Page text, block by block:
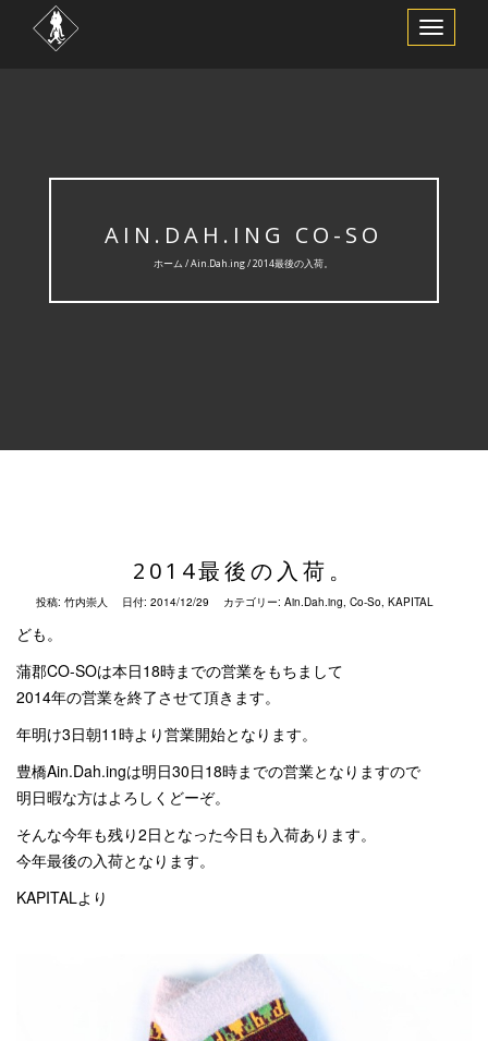
ナ
ビ
替
AIN.DAH.ING CO-SO
ホーム /Ain.Dah.ing/ 2014最後の入荷。
2014最後の入荷。
投稿: 竹内崇人 日付: 2014/12/29 カテゴリー: Ain.Dah.ing, Co-So, KAPITAL
ども。
蒲郡CO-SOは本日18時までの営業をもちまして
2014年の営業を終了させて頂きます。
年明け3日朝11時より営業開始となります。
豊橋Ain.Dah.ingは明日30日18時までの営業となりますので
明日暇な方はよろしくどーぞ。
そんな今年も残り2日となった今日も入荷あります。
今年最後の入荷となります。
KAPITALより